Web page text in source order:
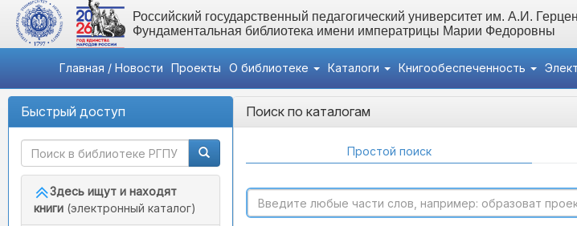
Российский государственный педагогический университет им. А.И.
Фундаментальная библиотека имени императрицы Марии Федоровны
Главная / Новости Проекты О библиотеке Каталоги Книгообеспеченность
Быстрый доступ
Здесь ищут и находят
книги (электронный каталог)
Поиск по каталогам
Простой поиск